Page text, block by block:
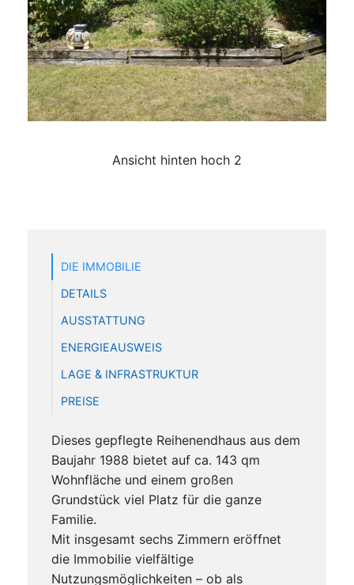
Ansicht hinten hoch 2
DIE IMMOBILIE
DETAILS
AUSSTATTUNG
ENERGIEAUSWEIS
LAGE & INFRASTRUKTUR
PREISE
Dieses gepflegte Reihenendhaus aus dem
Baujahr 1988 bietet auf ca. 143 qm
Wohnfläche und einem großen
Grundstück viel Platz für die ganze
Familie.
Mit insgesamt sechs Zimmern eröffnet
die Immobilie vielfältige
Nutzungsmöglichkeiten – ob als